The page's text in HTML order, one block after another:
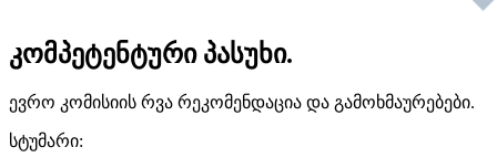
კომპეტენტური პასუხი.
ევრო კომისიის რვა რეკომენდაცია და გამოხმაურებები.
სტუმარი: